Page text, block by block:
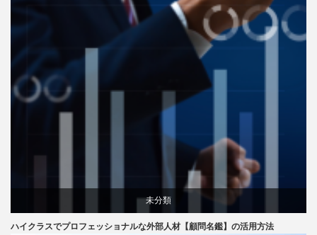
未分類
ハイクラスでプロフェッショナルな外部人材【顧問名鑑】の活用方法